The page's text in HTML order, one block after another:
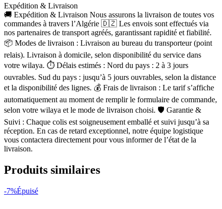
Expédition & Livraison
🚚 Expédition & Livraison Nous assurons la livraison de toutes vos
commandes à travers l’Algérie 🇩🇿 Les envois sont effectués via
nos partenaires de transport agréés, garantissant rapidité et fiabilité.
📦 Modes de livraison : Livraison au bureau du transporteur (point
relais). Livraison à domicile, selon disponibilité du service dans
votre wilaya. ⏱ Délais estimés : Nord du pays : 2 à 3 jours
ouvrables. Sud du pays : jusqu’à 5 jours ouvrables, selon la distance
et la disponibilité des lignes. 💰 Frais de livraison : Le tarif s’affiche
automatiquement au moment de remplir le formulaire de commande,
selon votre wilaya et le mode de livraison choisi. 🛡 Garantie &
Suivi : Chaque colis est soigneusement emballé et suivi jusqu’à sa
réception. En cas de retard exceptionnel, notre équipe logistique
vous contactera directement pour vous informer de l’état de la
livraison.
Produits similaires
-7%Épuisé